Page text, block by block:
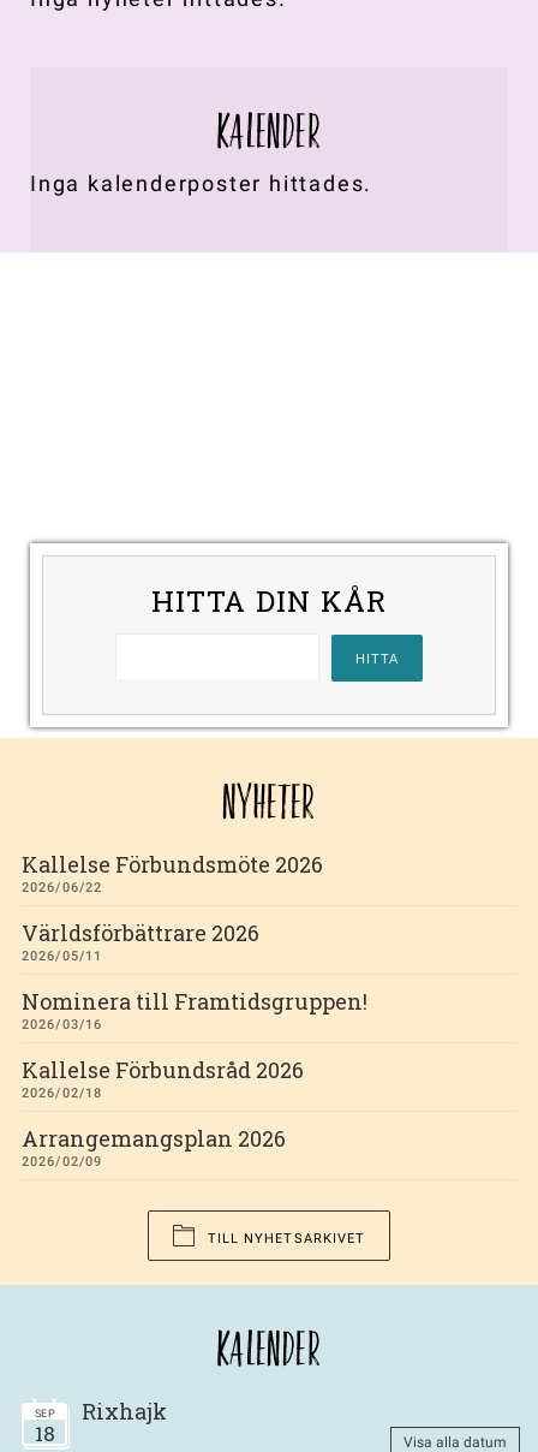
KALENDER
Inga kalenderposter hittades.
HITTA DIN KÅR
NYHETER
Kallelse Förbundsmöte 2026
2026/06/22
Världsförbättrare 2026
2026/05/11
Nominera till Framtidsgruppen!
2026/03/16
Kallelse Förbundsråd 2026
2026/02/18
Arrangemangsplan 2026
2026/02/09
TILL NYHETSARKIVET
KALENDER
SEP
18
Rixhajk
Visa alla datum